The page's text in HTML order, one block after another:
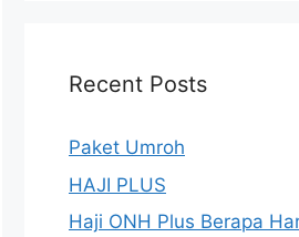
Recent Posts
Paket Umroh
HAJI PLUS
Haji ONH Plus Berapa